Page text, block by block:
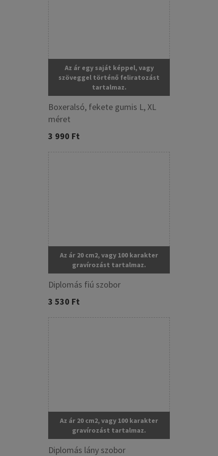
Az ár egy saját képpel, vagy
szöveggel történő feliratozást
tartalmaz.
Boxeralsó, fekete gumis L, XL
méret
3 990 Ft
Az ár 20 cm2, vagy 100 karakter
gravírozást tartalmaz.
Diplomás fiú szobor
3 530 Ft
Az ár 20 cm2, vagy 100 karakter
gravírozást tartalmaz.
Diplomás lány szobor